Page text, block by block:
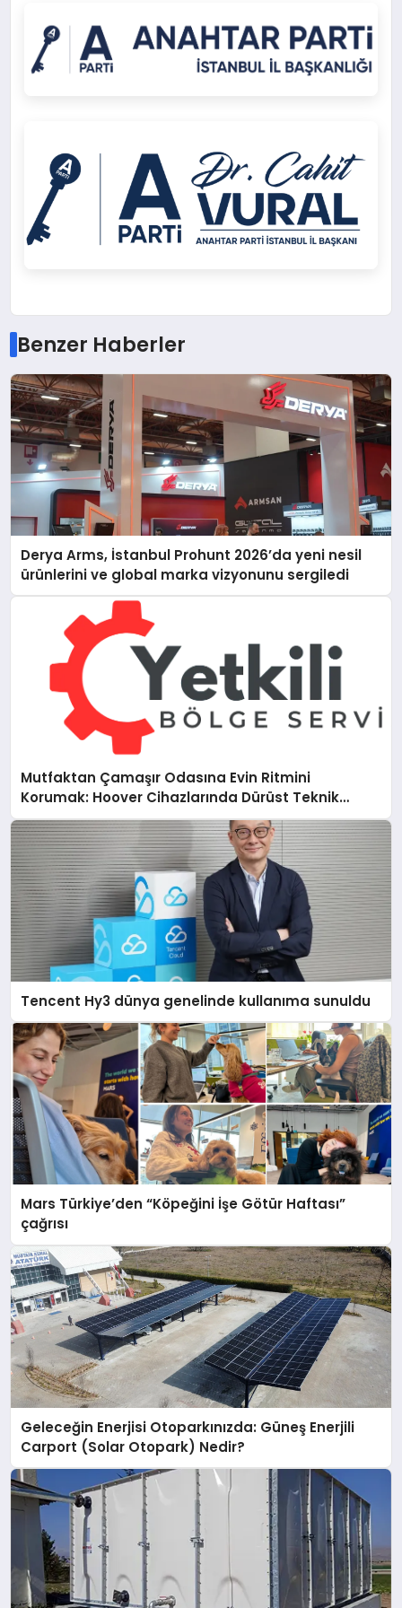
Benzer Haberler
Derya Arms, İstanbul Prohunt 2026’da yeni nesil
ürünlerini ve global marka vizyonunu sergiledi
Mutfaktan Çamaşır Odasına Evin Ritmini
Korumak: Hoover Cihazlarında Dürüst Teknik
Destek Deneyimi
Tencent Hy3 dünya genelinde kullanıma sunuldu
Mars Türkiye’den “Köpeğini İşe Götür Haftası”
çağrısı
Geleceğin Enerjisi Otoparkınızda: Güneş Enerjili
Carport (Solar Otopark) Nedir?